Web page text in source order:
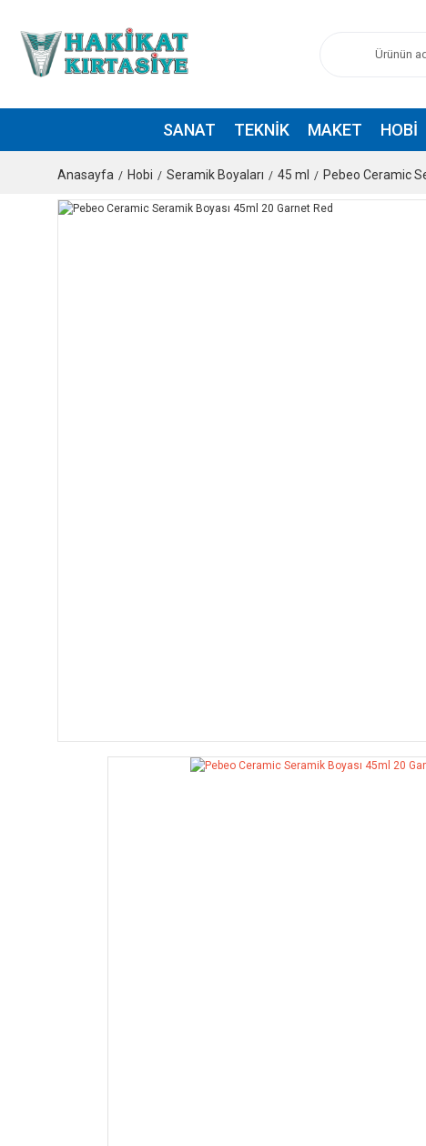
SANAT TEKNIK MAKET HOBI
Anasayfa Hobi Seramik Boyaları 45 ml Pebeo Ceramic